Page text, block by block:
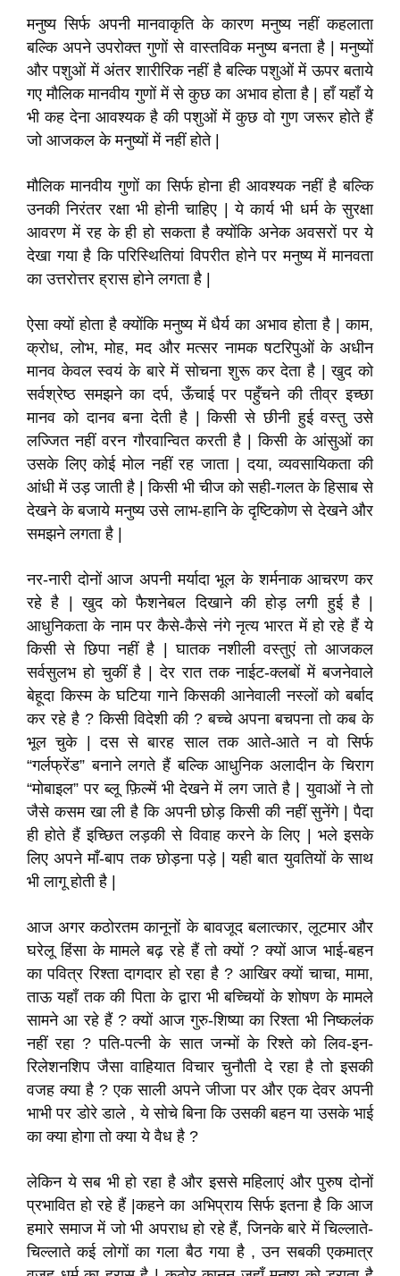
मनुष्य सिर्फ अपनी मानवाकृति के कारण मनुष्य नहीं कहलाता
बल्कि अपने उपरोक्त गुणों से वास्तविक मनुष्य बनता है | मनुष्यों
और पशुओं में अंतर शारीरिक नहीं है बल्कि पशुओं में ऊपर बताये
गए मौलिक मानवीय गुणों में से कुछ का अभाव होता है | हाँ यहाँ ये
भी कह देना आवश्यक है की पशुओं में कुछ वो गुण जरूर होते हैं
जो आजकल के मनुष्यों में नहीं होते |
मौलिक मानवीय गुणों का सिर्फ होना ही आवश्यक नहीं है बल्कि
उनकी निरंतर रक्षा भी होनी चाहिए | ये कार्य भी धर्म के सुरक्षा
आवरण में रह के ही हो सकता है क्योंकि अनेक अवसरों पर ये
देखा गया है कि परिस्थितियां विपरीत होने पर मनुष्य में मानवता
का उत्तरोत्तर ह्रास होने लगता है |
ऐसा क्यों होता है क्योंकि मनुष्य में धैर्य का अभाव होता है | काम,
क्रोध, लोभ, मोह, मद और मत्सर नामक षटरिपुओं के अधीन
मानव केवल स्वयं के बारे में सोचना शुरू कर देता है | खुद को
सर्वश्रेष्ठ समझने का दर्प, ऊँचाई पर पहुँचने की तीव्र इच्छा
मानव को दानव बना देती है | किसी से छीनी हुई वस्तु उसे
लज्जित नहीं वरन गौरवान्वित करती है | किसी के आंसुओं का
उसके लिए कोई मोल नहीं रह जाता | दया, व्यवसायिकता की
आंधी में उड़ जाती है | किसी भी चीज को सही-गलत के हिसाब से
देखने के बजाये मनुष्य उसे लाभ-हानि के दृष्टिकोण से देखने और
समझने लगता है |
नर-नारी दोनों आज अपनी मर्यादा भूल के शर्मनाक आचरण कर
रहे है | खुद को फैशनेबल दिखाने की होड़ लगी हुई है |
आधुनिकता के नाम पर कैसे-कैसे नंगे नृत्य भारत में हो रहे हैं ये
किसी से छिपा नहीं है | घातक नशीली वस्तुएं तो आजकल
सर्वसुलभ हो चुकीं है | देर रात तक नाईट-क्लबों में बजनेवाले
बेहूदा किस्म के घटिया गाने किसकी आनेवाली नस्लों को बर्बाद
कर रहे है ? किसी विदेशी की ? बच्चे अपना बचपना तो कब के
भूल चुके | दस से बारह साल तक आते-आते न वो सिर्फ
“गर्लफ्रेंड” बनाने लगते हैं बल्कि आधुनिक अलादीन के चिराग
“मोबाइल” पर ब्लू फ़िल्में भी देखने में लग जाते है | युवाओं ने तो
जैसे कसम खा ली है कि अपनी छोड़ किसी की नहीं सुनेंगे | पैदा
ही होते हैं इच्छित लड़की से विवाह करने के लिए | भले इसके
लिए अपने माँ-बाप तक छोड़ना पड़े | यही बात युवतियों के साथ
भी लागू होती है |
आज अगर कठोरतम कानूनों के बावजूद बलात्कार, लूटमार और
घरेलू हिंसा के मामले बढ़ रहे हैं तो क्यों ? क्यों आज भाई-बहन
का पवित्र रिश्ता दागदार हो रहा है ? आखिर क्यों चाचा, मामा,
ताऊ यहाँ तक की पिता के द्वारा भी बच्चियों के शोषण के मामले
सामने आ रहे हैं ? क्यों आज गुरु-शिष्या का रिश्ता भी निष्कलंक
नहीं रहा ? पति-पत्नी के सात जन्मों के रिश्ते को लिव-इन-
रिलेशनशिप जैसा वाहियात विचार चुनौती दे रहा है तो इसकी
वजह क्या है ? एक साली अपने जीजा पर और एक देवर अपनी
भाभी पर डोरे डाले , ये सोचे बिना कि उसकी बहन या उसके भाई
का क्या होगा तो क्या ये वैध है ?
लेकिन ये सब भी हो रहा है और इससे महिलाएं और पुरुष दोनों
प्रभावित हो रहे हैं |कहने का अभिप्राय सिर्फ इतना है कि आज
हमारे समाज में जो भी अपराध हो रहे हैं, जिनके बारे में चिल्लाते-
चिल्लाते कई लोगों का गला बैठ गया है , उन सबकी एकमात्र